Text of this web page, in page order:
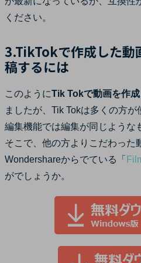
ください。
3.TikTokで作成した動
稿するには
このようにTik Tokで動画を作
ましたが、Tik Tokは多くの方
編集機能では編集が同じような
そこで、他の方よりこだわった
Wondershareからでている「
がでしょうか。